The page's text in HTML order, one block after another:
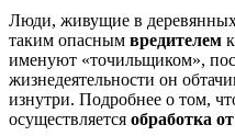
Люди, живущие в деревянных
таким опасным вредителем
именуют «точильщиком»,
жизнедеятельности он
изнутри. Подробнее о том,
осуществляется обработка